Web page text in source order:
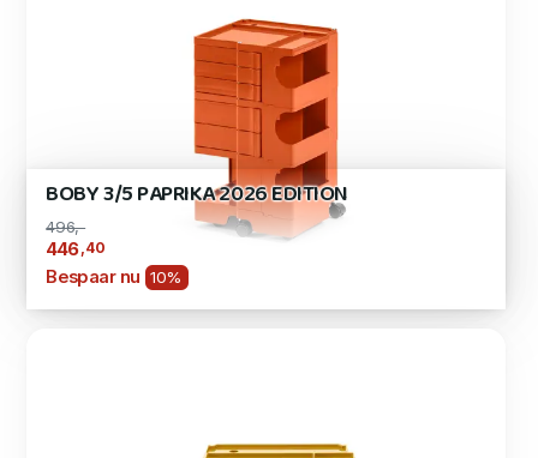
BOBY 3/5 PAPRIKA 2026 EDITION
496,-
446 ,40
Bespaar nu 10%